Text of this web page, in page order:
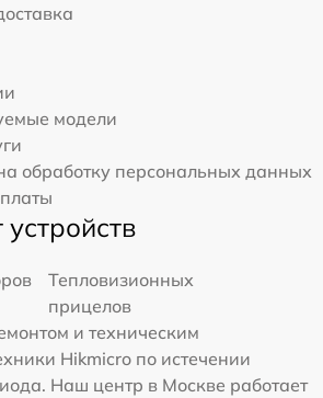
модели
обработку персональных данных
Тепловизионных
прицелов
и техническим
Hikmicro по истечении
Наш центр в Москве работает